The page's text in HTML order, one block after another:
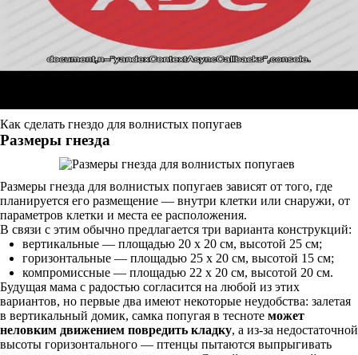
Как сделать гнездо для волнистых попугаев
Размеры гнезда
Размеры гнезда для волнистых попугаев зависят от того, где
планируется его размещение — внутри клетки или снаружи, от
параметров клетки и места ее расположения.
В связи с этим обычно предлагается три варианта конструкций:
вертикальные — площадью 20 х 20 см, высотой 25 см;
горизонтальные — площадью 25 х 20 см, высотой 15 см;
компромиссные — площадью 22 х 20 см, высотой 20 см.
Будущая мама с радостью согласится на любой из этих
вариантов, но первые два имеют некоторые неудобства: залетая
в вертикальный домик, самка попугая в тесноте может
неловким движением повредить кладку, а из-за недостаточной
высоты горизонтального — птенцы пытаются выпрыгивать